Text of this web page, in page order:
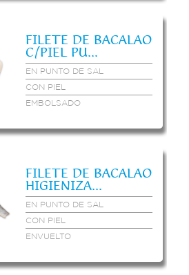
FILETE DE BACALAO
C/PIEL PU...
EN PUNTO DE SAL
CON PIEL
EMBOLSADO
FILETE DE BACALAO
HIGIENIZA...
EN PUNTO DE SAL
CON PIEL
ENVUELTO